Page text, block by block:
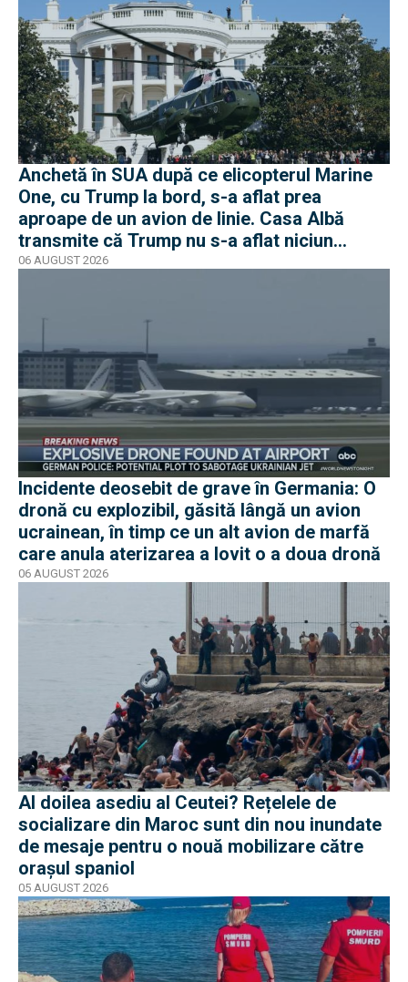
Anchetă în SUA după ce elicopterul Marine
One, cu Trump la bord, s-a aflat prea
aproape de un avion de linie. Casa Albă
transmite că Trump nu s-a aflat niciun
moment în pericol
06 AUGUST 2026
Incidente deosebit de grave în Germania: O
dronă cu explozibil, găsită lângă un avion
ucrainean, în timp ce un alt avion de marfă
care anula aterizarea a lovit o a doua dronă
06 AUGUST 2026
Al doilea asediu al Ceutei? Rețelele de
socializare din Maroc sunt din nou inundate
de mesaje pentru o nouă mobilizare către
orașul spaniol
05 AUGUST 2026